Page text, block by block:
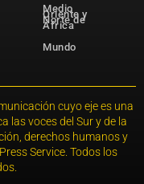
Medio
Oriente y
Norte de
África
Mundo
cuyo eje es una
las voces del Sur y de la
derechos humanos y
Service. Todos los